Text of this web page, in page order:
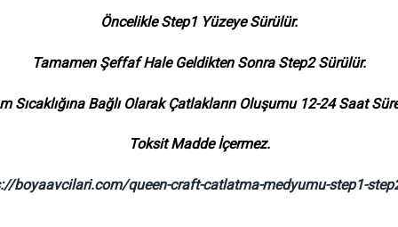
Öncelikle Step1 Yüzeye Sürülür.
Tamamen Şeffaf Hale Geldikten Sonra Step2 Sürülür.
Sıcaklığına Bağlı Olarak Çatlakların Oluşumu 12-24 Saat
Toksit Madde İçermez.
boyaavcilari.com/queen-craft-catlatma-medyumu-step1-